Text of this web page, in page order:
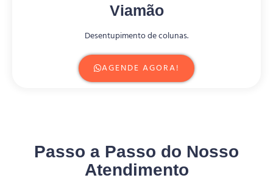
Viamão
Desentupimento de colunas.
AGENDE AGORA!
Passo a Passo do Nosso
Atendimento